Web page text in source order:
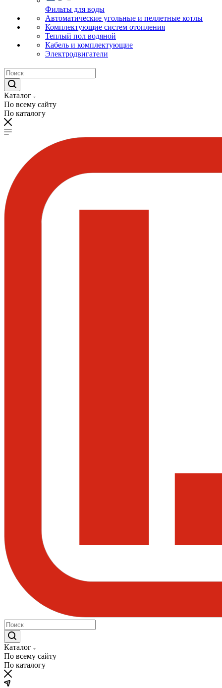
Фильты для воды
Автоматические угольные и пеллетные котлы
Комплектующие систем отопления
Теплый пол водяной
Кабель и комплектующие
Электродвигатели
Каталог
По всему сайту
По каталогу
Каталог
По всему сайту
По каталогу